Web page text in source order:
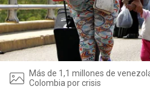
Más de 1,1 millones de
Colombia por crisis